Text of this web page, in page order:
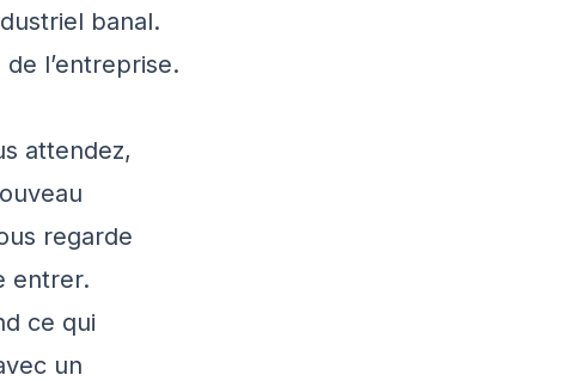
banal.
l’entreprise.
attendez,
regarde
entrer.
ce qui
un